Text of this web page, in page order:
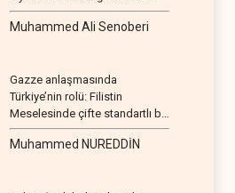
Muhammed Ali Senoberi
Gazze anlaşmasında
Türkiye’nin rolü: Filistin
Meselesinde çifte standartlı bir
seyir
Muhammed NUREDDİN